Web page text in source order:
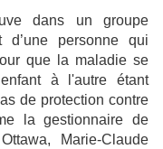
dans un groupe
personne qui
que la maladie se
à l'autre étant
de protection contre
la gestionnaire de
Marie-Claude